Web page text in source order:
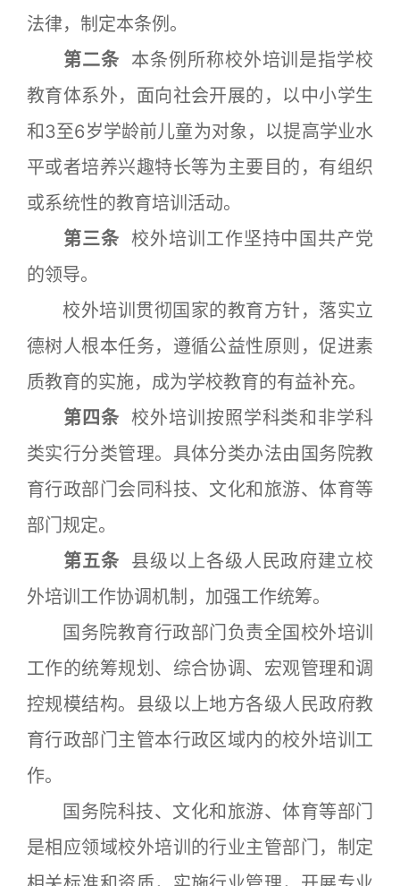
法律，制定本条例。
第二条 本条例所称校外培训是指学校
教育体系外，面向社会开展的，以中小学生
和3至6岁学龄前儿童为对象，以提高学业水
平或者培养兴趣特长等为主要目的，有组织
或系统性的教育培训活动。
第三条 校外培训工作坚持中国共产党
的领导。
校外培训贯彻国家的教育方针，落实立
德树人根本任务，遵循公益性原则，促进素
质教育的实施，成为学校教育的有益补充。
第四条 校外培训按照学科类和非学科
类实行分类管理。具体分类办法由国务院教
育行政部门会同科技、文化和旅游、体育等
部门规定。
第五条 县级以上各级人民政府建立校
外培训工作协调机制，加强工作统筹。
国务院教育行政部门负责全国校外培训
工作的统筹规划、综合协调、宏观管理和调
控规模结构。县级以上地方各级人民政府教
育行政部门主管本行政区域内的校外培训工
作。
国务院科技、文化和旅游、体育等部门
是相应领域校外培训的行业主管部门，制定